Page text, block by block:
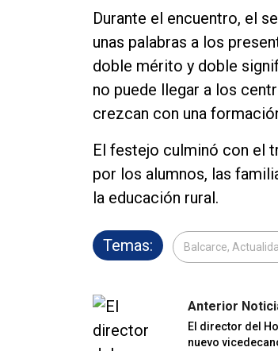
Durante el encuentro, el
unas palabras a los
doble mérito y doble
no puede llegar a los
crezcan con una
El festejo culminó con el
por los alumnos, las
la educación rural.
Temas: Balcarce,
Anterior
El director del
nuevo